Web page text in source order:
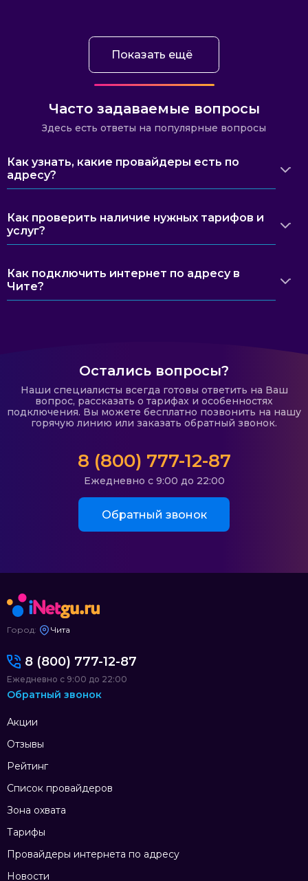
Показать ещё
Часто задаваемые вопросы
Здесь есть ответы на популярные вопросы
Как узнать, какие провайдеры есть по
адресу?
Как проверить наличие нужных тарифов и
услуг?
Как подключить интернет по адресу в
Чите?
Остались вопросы?
Наши специалисты всегда готовы ответить на Ваш
вопрос, рассказать о тарифах и особенностях
подключения. Вы можете бесплатно позвонить на нашу
горячую линию или заказать обратный звонок.
8 (800) 777-12-87
Ежедневно с 9:00 до 22:00
Обратный звонок
Город: Чита
Акции
Отзывы
Рейтинг
Список провайдеров
Зона охвата
Тарифы
Провайдеры интернета по адресу
Новости
8 (800) 777-12-87
Ежедневно с 9:00 до 22:00
Обратный звонок